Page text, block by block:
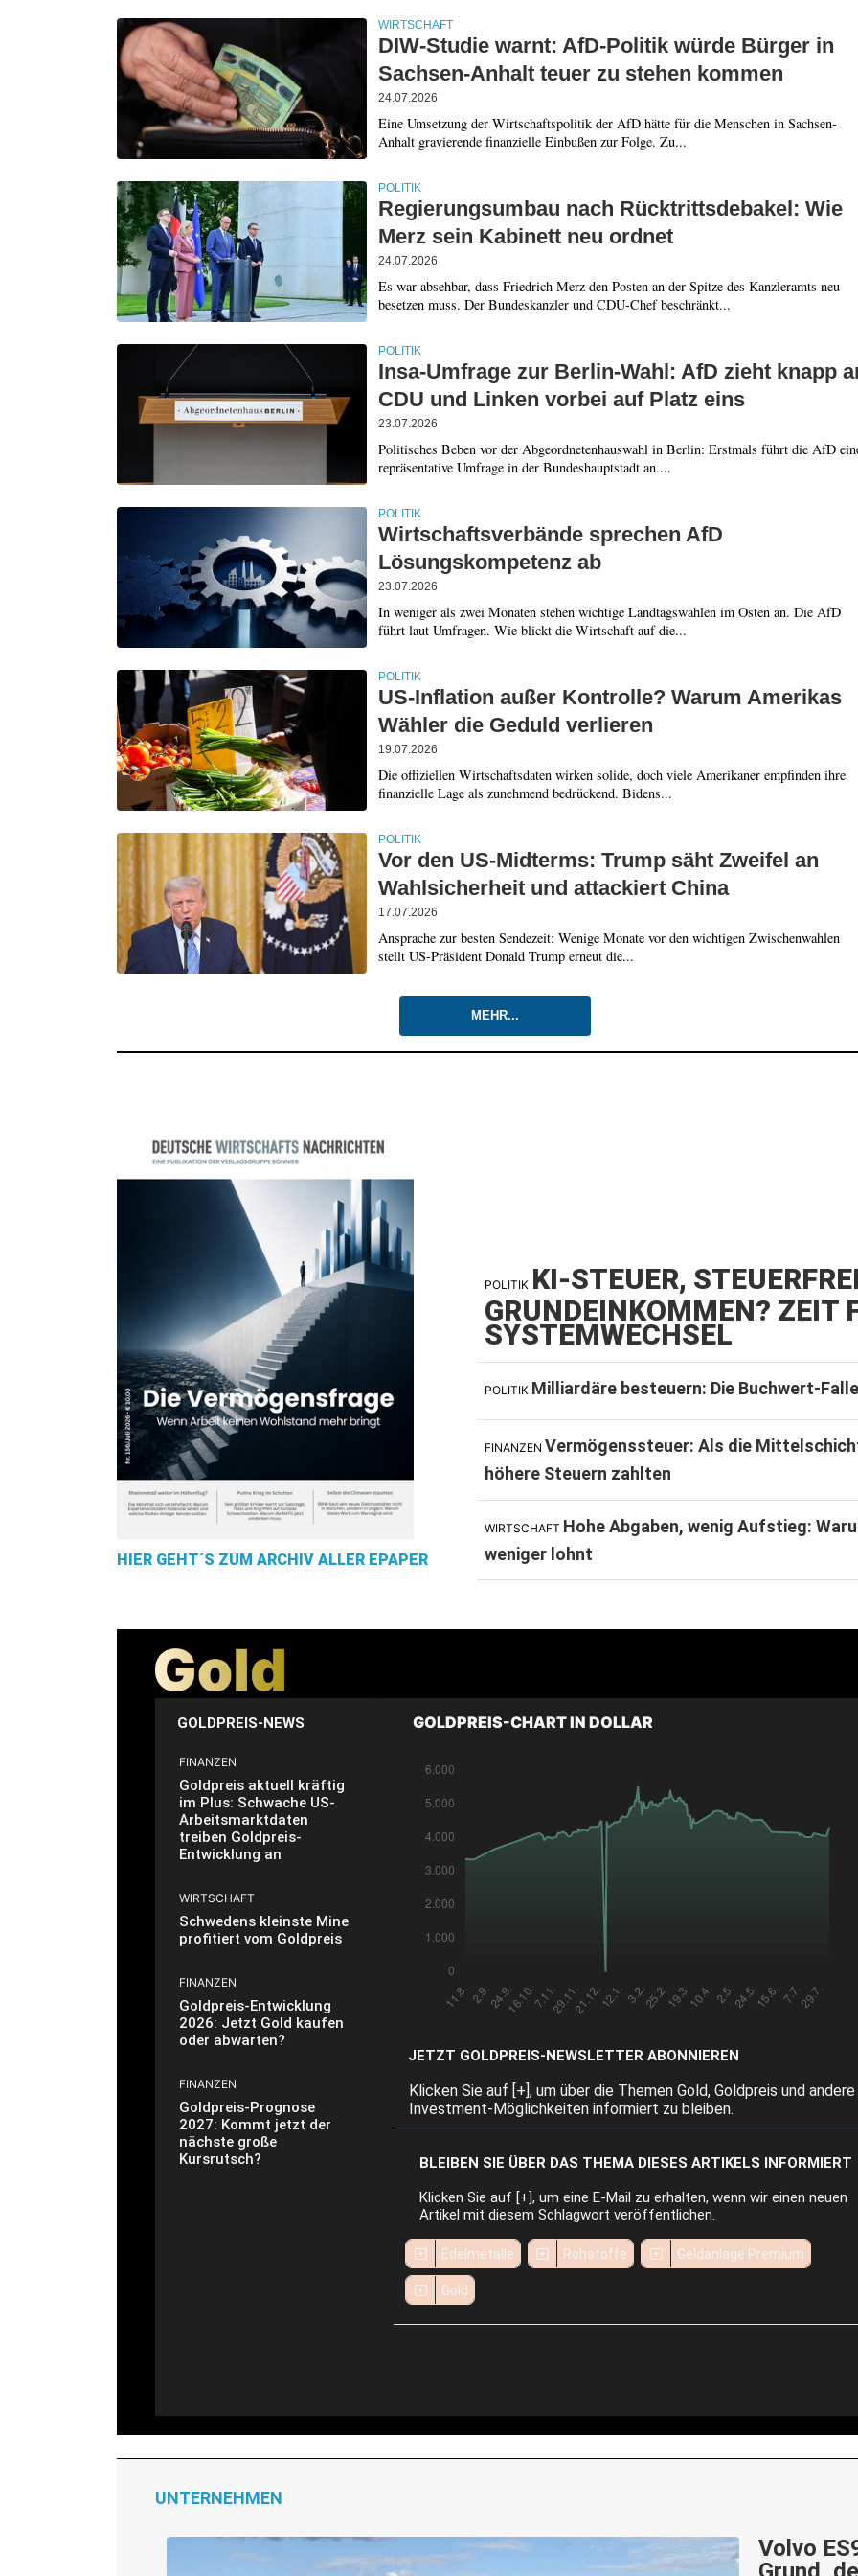
WIRTSCHAFT
DIW-Studie warnt: AfD-Politik würde Bürger in
Sachsen-Anhalt teuer zu stehen kommen
24.07.2026
Eine Umsetzung der Wirtschaftspolitik der AfD hätte für die Menschen in Sachsen-
Anhalt gravierende finanzielle Einbußen zur Folge. Zu...
POLITIK
Regierungsumbau nach Rücktrittsdebakel: Wie
Merz sein Kabinett neu ordnet
24.07.2026
Es war absehbar, dass Friedrich Merz den Posten an der Spitze des Kanzleramts neu
besetzen muss. Der Bundeskanzler und CDU-Chef beschränkt...
POLITIK
Insa-Umfrage zur Berlin-Wahl: AfD zieht knapp
CDU und Linken vorbei auf Platz eins
23.07.2026
Politisches Beben vor der Abgeordnetenhauswahl in Berlin: Erstmals führt die AfD
repräsentative Umfrage in der Bundeshauptstadt an....
POLITIK
Wirtschaftsverbände sprechen AfD
Lösungskompetenz ab
23.07.2026
In weniger als zwei Monaten stehen wichtige Landtagswahlen im Osten an. Die AfD
führt laut Umfragen. Wie blickt die Wirtschaft auf die...
POLITIK
US-Inflation außer Kontrolle? Warum Amerikas
Wähler die Geduld verlieren
19.07.2026
Die offiziellen Wirtschaftsdaten wirken solide, doch viele Amerikaner empfinden ihre
finanzielle Lage als zunehmend bedrückend. Bidens...
POLITIK
Vor den US-Midterms: Trump säht Zweifel an
Wahlsicherheit und attackiert China
17.07.2026
Ansprache zur besten Sendezeit: Wenige Monate vor den wichtigen Zwischenwahlen
stellt US-Präsident Donald Trump erneut die...
MEHR...
HIER GEHT´S ZUM ARCHIV ALLER EPAPER
POLITIK KI-STEUER,
GRUNDEINKOMMEN? ZEIT
SYSTEMWECHSEL
POLITIK Milliardäre besteuern: Die Buchwert-Falle
FINANZEN Vermögenssteuer: Als die
höhere Steuern zahlten
WIRTSCHAFT Hohe Abgaben, wenig Aufstieg:
weniger lohnt
GOLDPREIS-NEWS
FINANZEN
Goldpreis aktuell kräftig
im Plus: Schwache US-
Arbeitsmarktdaten
treiben Goldpreis-
Entwicklung an
WIRTSCHAFT
Schwedens kleinste Mine
profitiert vom Goldpreis
FINANZEN
Goldpreis-Entwicklung
2026: Jetzt Gold kaufen
oder abwarten?
FINANZEN
Goldpreis-Prognose
2027: Kommt jetzt der
nächste große
Kursrutsch?
GOLDPREIS-CHART IN DOLLAR
JETZT GOLDPREIS-NEWSLETTER ABONNIEREN
Klicken Sie auf [+], um über die Themen Gold, Goldpreis und andere
Investment-Möglichkeiten informiert zu bleiben.
BLEIBEN SIE ÜBER DAS THEMA DIESES ARTIKELS INFORMIERT
Klicken Sie auf [+], um eine E-Mail zu erhalten, wenn wir einen neuen
Artikel mit diesem Schlagwort veröffentlichen.
Edelmetalle Rohstoffe Geldanlage Premium
Gold
UNTERNEHMEN
Volvo